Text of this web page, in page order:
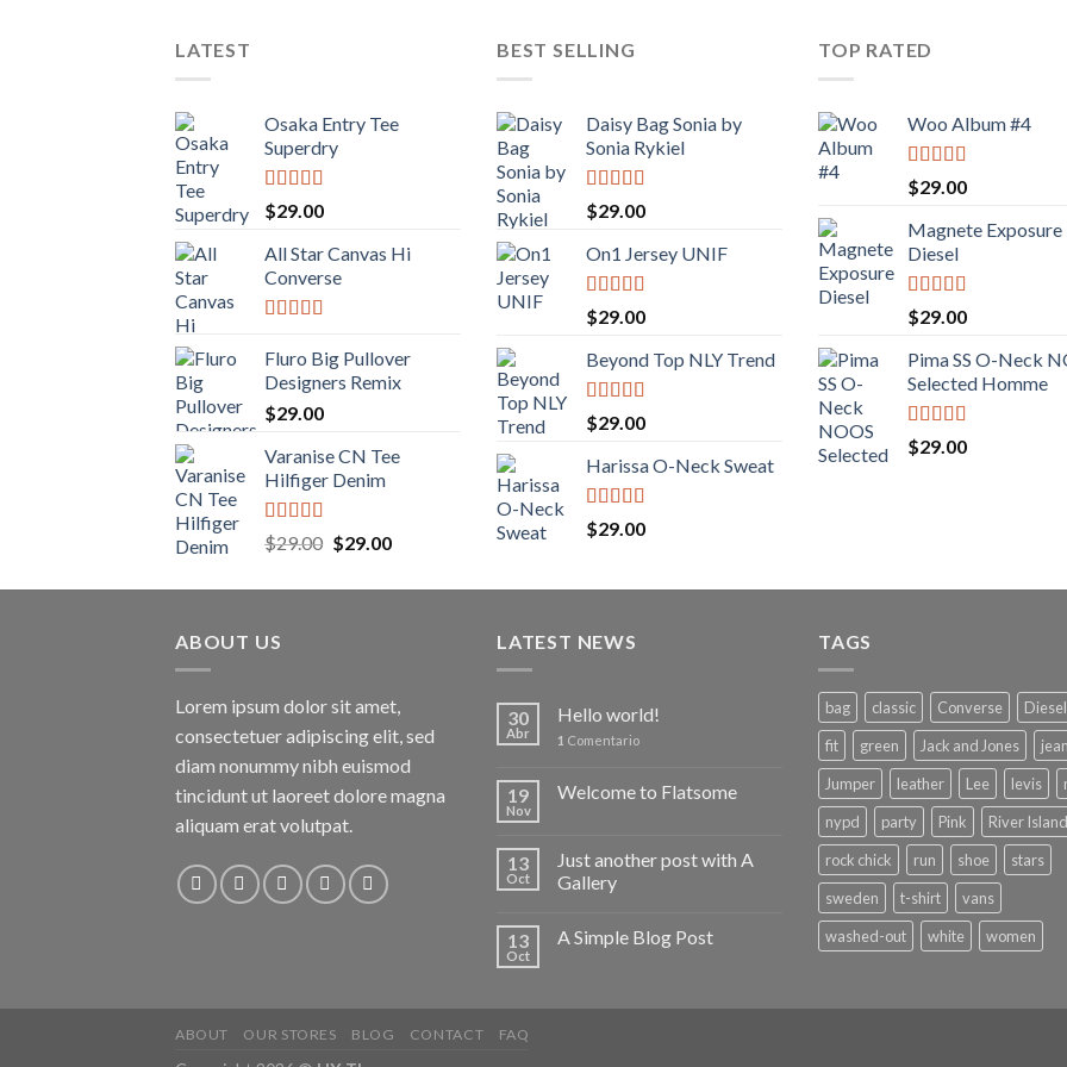
LATEST
Osaka Entry Tee
Superdry
Valorado
con
de 5
$29.00
All Star Canvas Hi
Converse
con4.33
de 5
Fluro Big Pullover
Designers Remix
$29.00
Varanise CN Tee
Hilfiger Denim
Valorado
con
$29.00 El
original
$29.00El
actual
BEST SELLING
Daisy Bag Sonia by
Sonia Rykiel
Valorado
con
de 5
$29.00
On1 Jersey UNIF
Valorado
con
5
$29.00
Beyond Top NLY Trend
Valorado
con
de 5
$29.00
Harissa O-Neck Sweat
Valorado
con
$29.00
TOP RATED
Woo Album #4
Valorado
con
5
$29.00
Magnete Exposure
Diesel
Valorado
con
5
$29.00
Pima SS O-Neck
Selected Homme
Valorado
con
$29.00
ABOUT US
Lorem ipsum dolor sit amet,
consectetuer adipiscing elit, sed
diam nonummy nibh euismod
tincidunt ut laoreet dolore magna
aliquam erat volutpat.
LATEST NEWS
30
Abr
Hello world!
1 Comentario
19
Nov
Welcome to Flatsome
13
Oct
Just another post with A
Gallery
13
Oct
A Simple Blog Post
TAGS
bag classic Converse
Diesel
fit
green Jack and Jones
Jumper
leather Lee levis
nypd
party Pink
River Island
rock chick
run shoe
stars
sweden
t-shirt
vans
washed-out
white women
ABOUT OUR STORES BLOG CONTACT FAQ